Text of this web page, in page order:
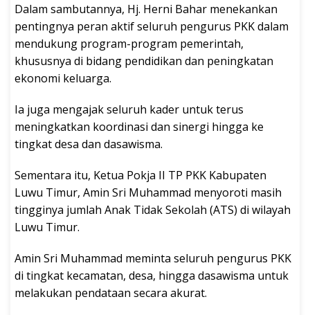
Dalam sambutannya, Hj. Herni Bahar menekankan
pentingnya peran aktif seluruh pengurus PKK dalam
mendukung program-program pemerintah,
khususnya di bidang pendidikan dan peningkatan
ekonomi keluarga.
Ia juga mengajak seluruh kader untuk terus
meningkatkan koordinasi dan sinergi hingga ke
tingkat desa dan dasawisma.
Sementara itu, Ketua Pokja II TP PKK Kabupaten
Luwu Timur, Amin Sri Muhammad menyoroti masih
tingginya jumlah Anak Tidak Sekolah (ATS) di wilayah
Luwu Timur.
Amin Sri Muhammad meminta seluruh pengurus PKK
di tingkat kecamatan, desa, hingga dasawisma untuk
melakukan pendataan secara akurat.